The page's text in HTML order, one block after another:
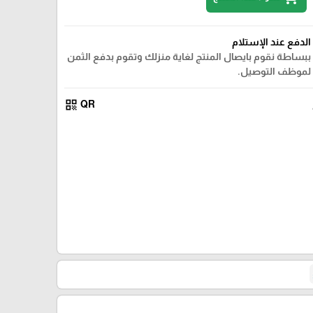
الدفع عند الإستلام
ببساطة نقوم بايصال المنتج لغاية منزلك وتقوم بدفع الثمن
لموظف التوصيل.
QR
qr_code